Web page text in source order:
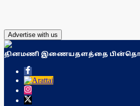
Advertise with us
தினமணி இணையதளத்தை